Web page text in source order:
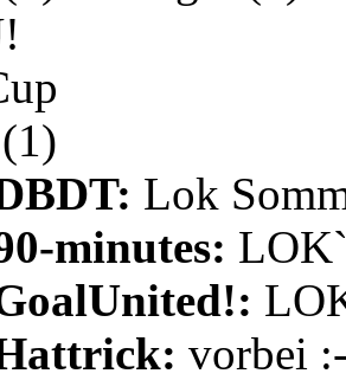
Lok
minutes:
vorbei